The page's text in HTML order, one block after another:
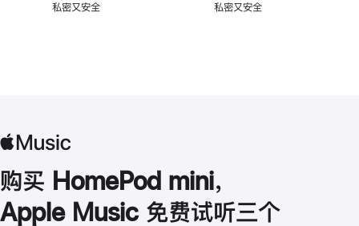
私密又安全 私密又安全
购买 HomePod mini，
Apple Music 免费试听三个